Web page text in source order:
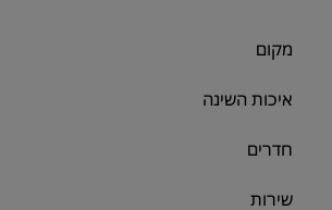
מקום
איכות השינה
חדרים
שירות